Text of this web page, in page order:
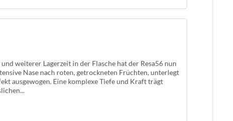
weiterer Lagerzeit in der Flasche hat der Resa56 nun
Nase nach roten, getrockneten Früchten, unterlegt
ausgewogen. Eine komplexe Tiefe und Kraft trägt